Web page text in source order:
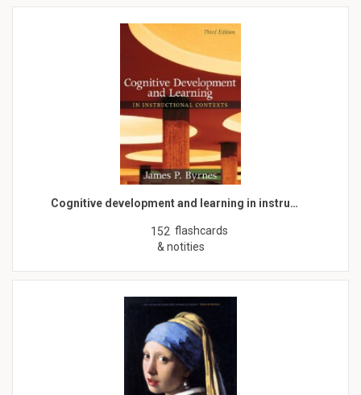
Cognitive development and learning in instru…
152 flashcards
& notities